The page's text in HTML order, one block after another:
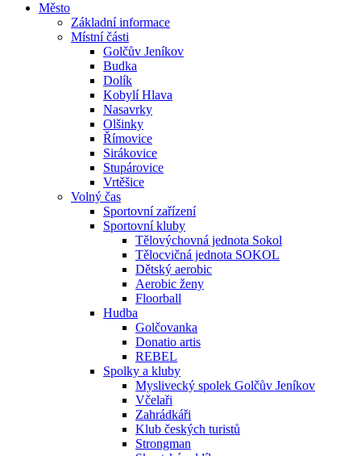
Město
Základní informace
Místní části
Golčův Jeníkov
Budka
Dolík
Kobylí Hlava
Nasavrky
Olšinky
Římovice
Sirákovice
Stupárovice
Vrtěšice
Volný čas
Sportovní zařízení
Sportovní kluby
Tělovýchovná jednota Sokol
Tělocvičná jednota SOKOL
Dětský aerobic
Aerobic ženy
Floorball
Hudba
Golčovanka
Donatio artis
REBEL
Spolky a kluby
Myslivecký spolek Golčův Jeníkov
Včelaři
Zahrádkáři
Klub českých turistů
Strongman